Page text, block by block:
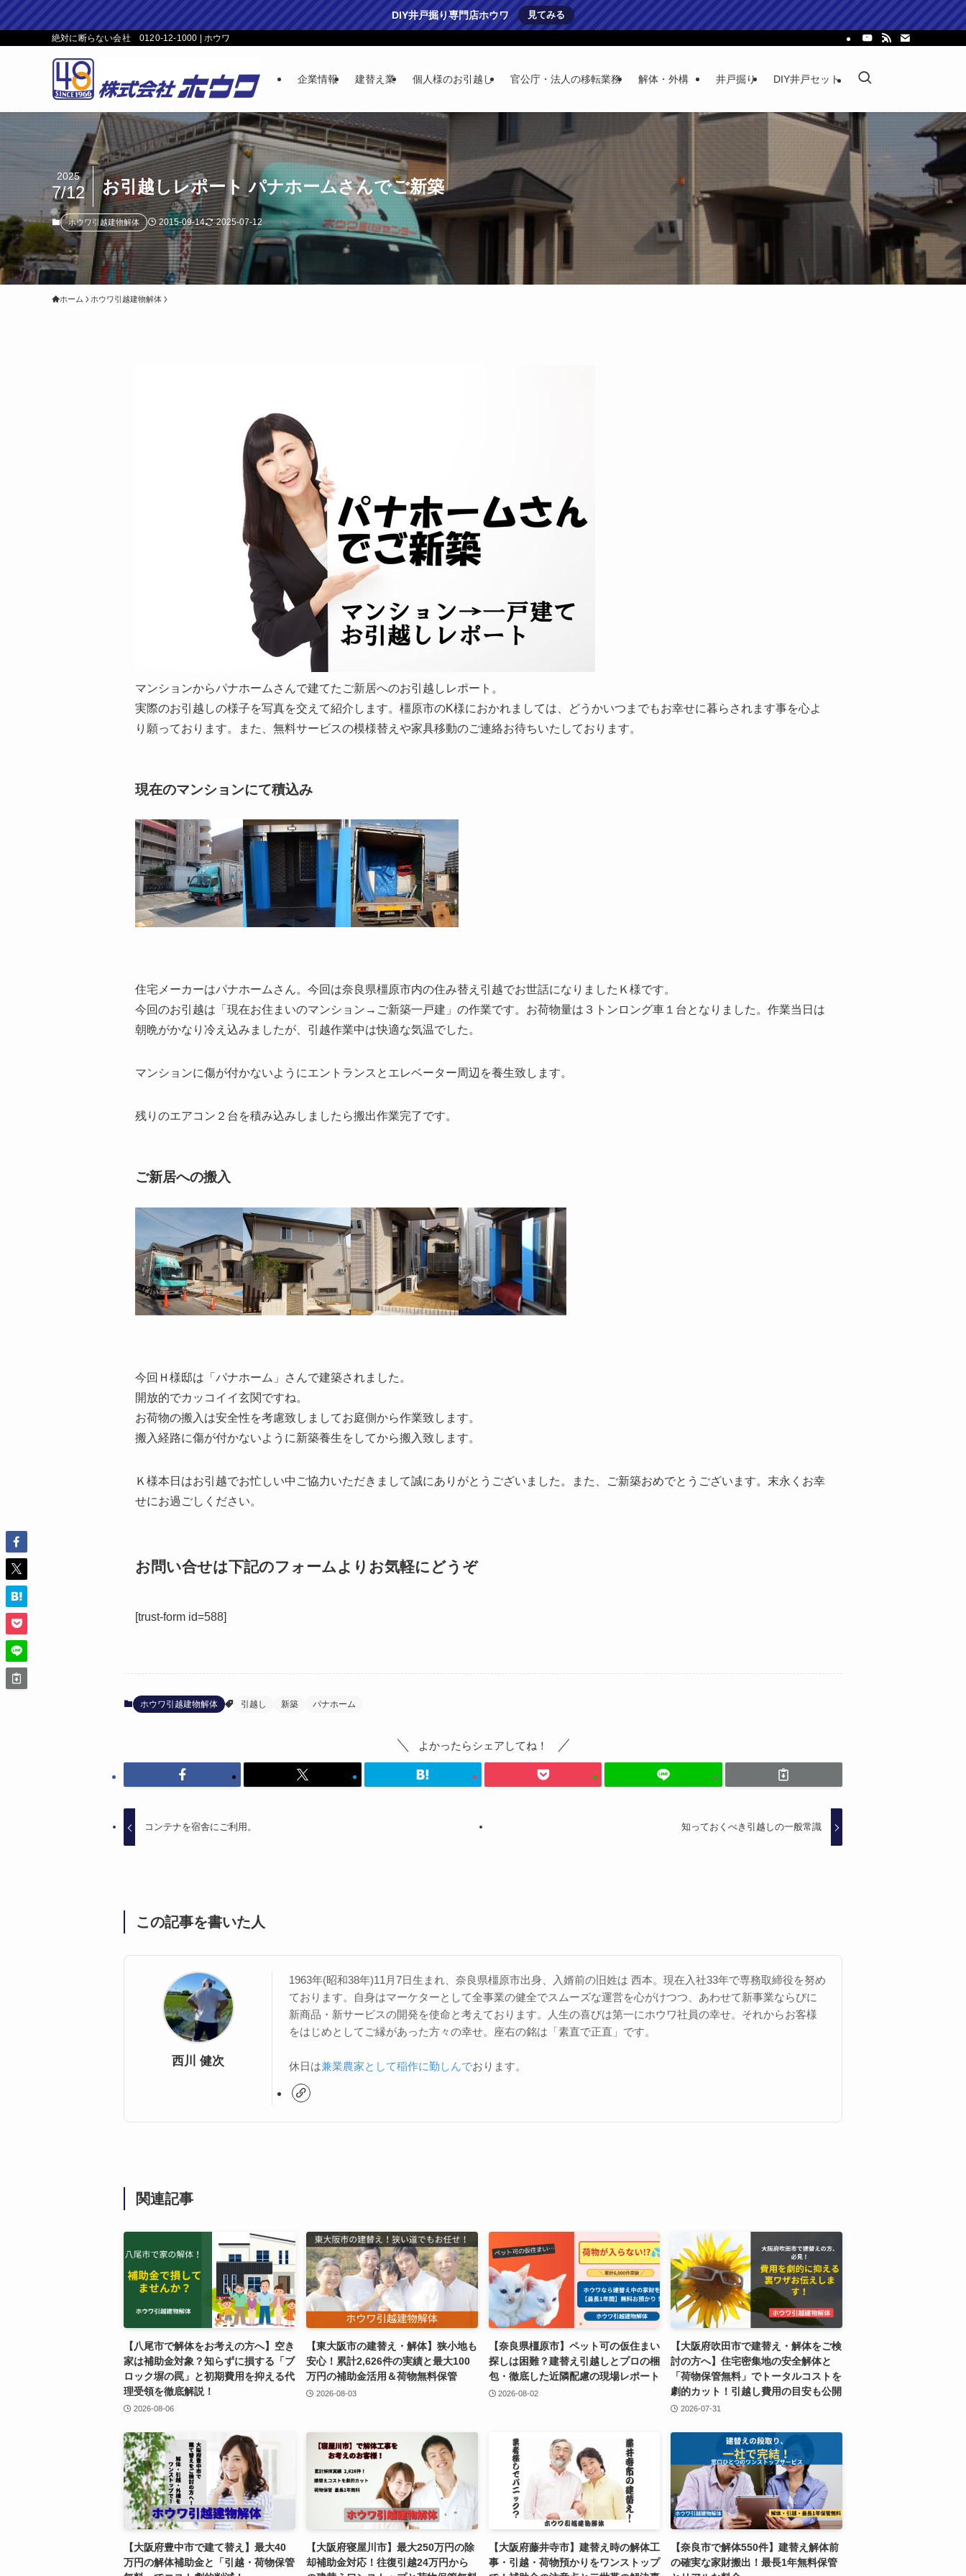
DIY井戸掘り専門店ホウワ 見てみる
絶対に断らない会社 0120-12-1000 | ホウワ
企業情報 建替え業 個人様のお引越し 官公庁・法人の移転業務 解体・外構 井戸掘り DIY井戸セット
お引越しレポート パナホームさんでご新築
2025
7/12
ホウワ引越建物解体 2015-09-14 2025-07-12
ホーム ホウワ引越建物解体
マンションからパナホームさんで建てたご新居へのお引越しレポート。
実際のお引越しの様子を写真を交えて紹介します。橿原市のK様におかれましては、どうかいつまでもお幸せに暮らされます事を心よ
り願っております。また、無料サービスの模様替えや家具移動のご連絡お待ちいたしております。
現在のマンションにて積込み
住宅メーカーはパナホームさん。今回は奈良県橿原市内の住み替え引越でお世話になりましたＫ様です。
今回のお引越は「現在お住まいのマンション→ご新築一戸建」の作業です。お荷物量は３トンロング車１台となりました。作業当日は
朝晩がかなり冷え込みましたが、引越作業中は快適な気温でした。
マンションに傷が付かないようにエントランスとエレベーター周辺を養生致します。
残りのエアコン２台を積み込みしましたら搬出作業完了です。
ご新居への搬入
今回Ｈ様邸は「パナホーム」さんで建築されました。
開放的でカッコイイ玄関ですね。
お荷物の搬入は安全性を考慮致しましてお庭側から作業致します。
搬入経路に傷が付かないように新築養生をしてから搬入致します。
Ｋ様本日はお引越でお忙しい中ご協力いただきまして誠にありがとうございました。また、ご新築おめでとうございます。末永くお幸
せにお過ごしください。
お問い合せは下記のフォームよりお気軽にどうぞ
[trust-form id=588]
ホウワ引越建物解体 引越し 新築 パナホーム
よかったらシェアしてね！
コンテナを宿舎にご利用。 知っておくべき引越しの一般常識
この記事を書いた人
西川 健次
1963年(昭和38年)11月7日生まれ、奈良県橿原市出身、入婿前の旧姓は 西本。現在入社33年で専務取締役を努め
ております。自身はマーケターとして全事業の健全でスムーズな運営を心がけつつ、あわせて新事業ならびに
新商品・新サービスの開発を使命と考えております。人生の喜びは第一にホウワ社員の幸せ。それからお客様
をはじめとしてご縁があった方々の幸せ。座右の銘は「素直で正直」です。
休日は兼業農家として稲作に勤しんでおります。
関連記事
【八尾市で解体をお考えの方へ】空き
家は補助金対象？知らずに損する「ブ
ロック塀の罠」と初期費用を抑える代
理受領を徹底解説！
2026-08-06
【東大阪市の建替え・解体】狭小地も
安心！累計2,626件の実績と最大100
万円の補助金活用＆荷物無料保管
2026-08-03
【奈良県橿原市】ペット可の仮住まい
探しは困難？建替え引越しとプロの梱
包・徹底した近隣配慮の現場レポート
2026-08-02
【大阪府吹田市で建替え・解体をご検
討の方へ】住宅密集地の安全解体と
「荷物保管無料」でトータルコストを
劇的カット！引越し費用の目安も公開
2026-07-31
【大阪府豊中市で建て替え】最大40
万円の解体補助金と「引越・荷物保管
【大阪府寝屋川市】最大250万円の除
却補助金対応！往復引越24万円から
【大阪府藤井寺市】建替え時の解体工
事・引越・荷物預かりをワンストップ
【奈良市で解体550件】建替え解体前
の確実な家財搬出！最長1年無料保管